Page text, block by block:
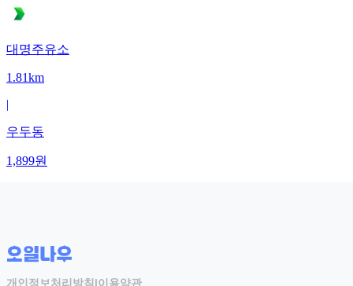
대명주유소
1.81km
|
우두동
1,899원
개인정보처리방침 |이용약관